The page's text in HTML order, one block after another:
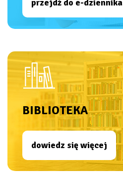
przejdź do e-dziennika
BIBLIOTEKA
dowiedz się więcej